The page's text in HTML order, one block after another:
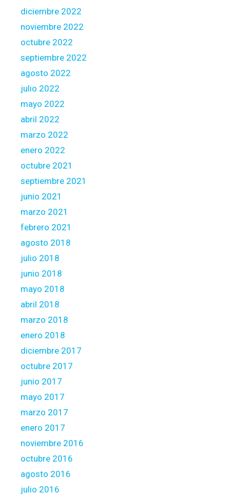
n
a
g
e
e
n
t
c
m
m
o
n
y
diciembre 2022
noviembre 2022
octubre 2022
septiembre 2022
agosto 2022
julio 2022
mayo 2022
abril 2022
marzo 2022
enero 2022
octubre 2021
septiembre 2021
junio 2021
marzo 2021
febrero 2021
agosto 2018
julio 2018
junio 2018
mayo 2018
abril 2018
marzo 2018
enero 2018
diciembre 2017
octubre 2017
junio 2017
mayo 2017
marzo 2017
enero 2017
noviembre 2016
octubre 2016
agosto 2016
julio 2016